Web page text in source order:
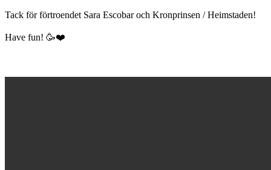
Tack för förtroendet Sara Escobar och Kronprinsen / Heimstaden!
Have fun! 🥳❤️